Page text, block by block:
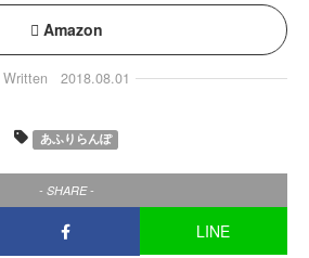
Amazon
Written 2018.08.01
あふりらんぽ
- SHARE -
LINE